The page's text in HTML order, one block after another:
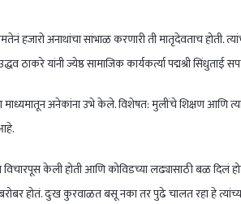
हजारो अनाथांचा सांभाळ करणारी ती मातृदेवताच होती.
ठाकरे यांनी ज्येष्ठ सामाजिक कार्यकर्त्या पद्मश्री सिंधुताई
माध्यमातून अनेकांना उभे केले. विशेषत: मुलींचे शिक्षण आणि
विचारपूस केली होती आणि कोविडच्या लढ्यासाठी बळ
होतं. दुःख कुरवाळत बसू नका तर पुढे चालत रहा हे